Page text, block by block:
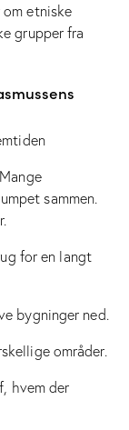
etniske
grupper fra
sammen.
for en langt
bygninger ned.
områder.
hvem der